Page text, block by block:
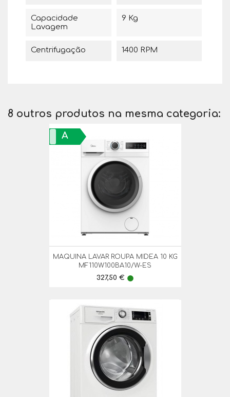
Capacidade
Lavagem
9 Kg
Centrifugação 1400 RPM
8 outros produtos na mesma categoria:
MAQUINA LAVAR ROUPA MIDEA 10 KG
MF110W100BA10/W-ES
Preço
327,50 € lens
A